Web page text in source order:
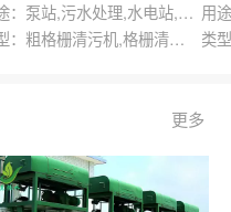
用途：泵站,污水处理,水电站,自来水厂,给排水工程
类型：粗格栅清污机,格栅清污机,回转式清污机
更多